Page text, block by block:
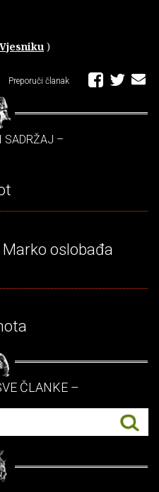
Vjesniku )
Preporuči članak
SADRŽAJ –
oslobađa
ČLANKE –